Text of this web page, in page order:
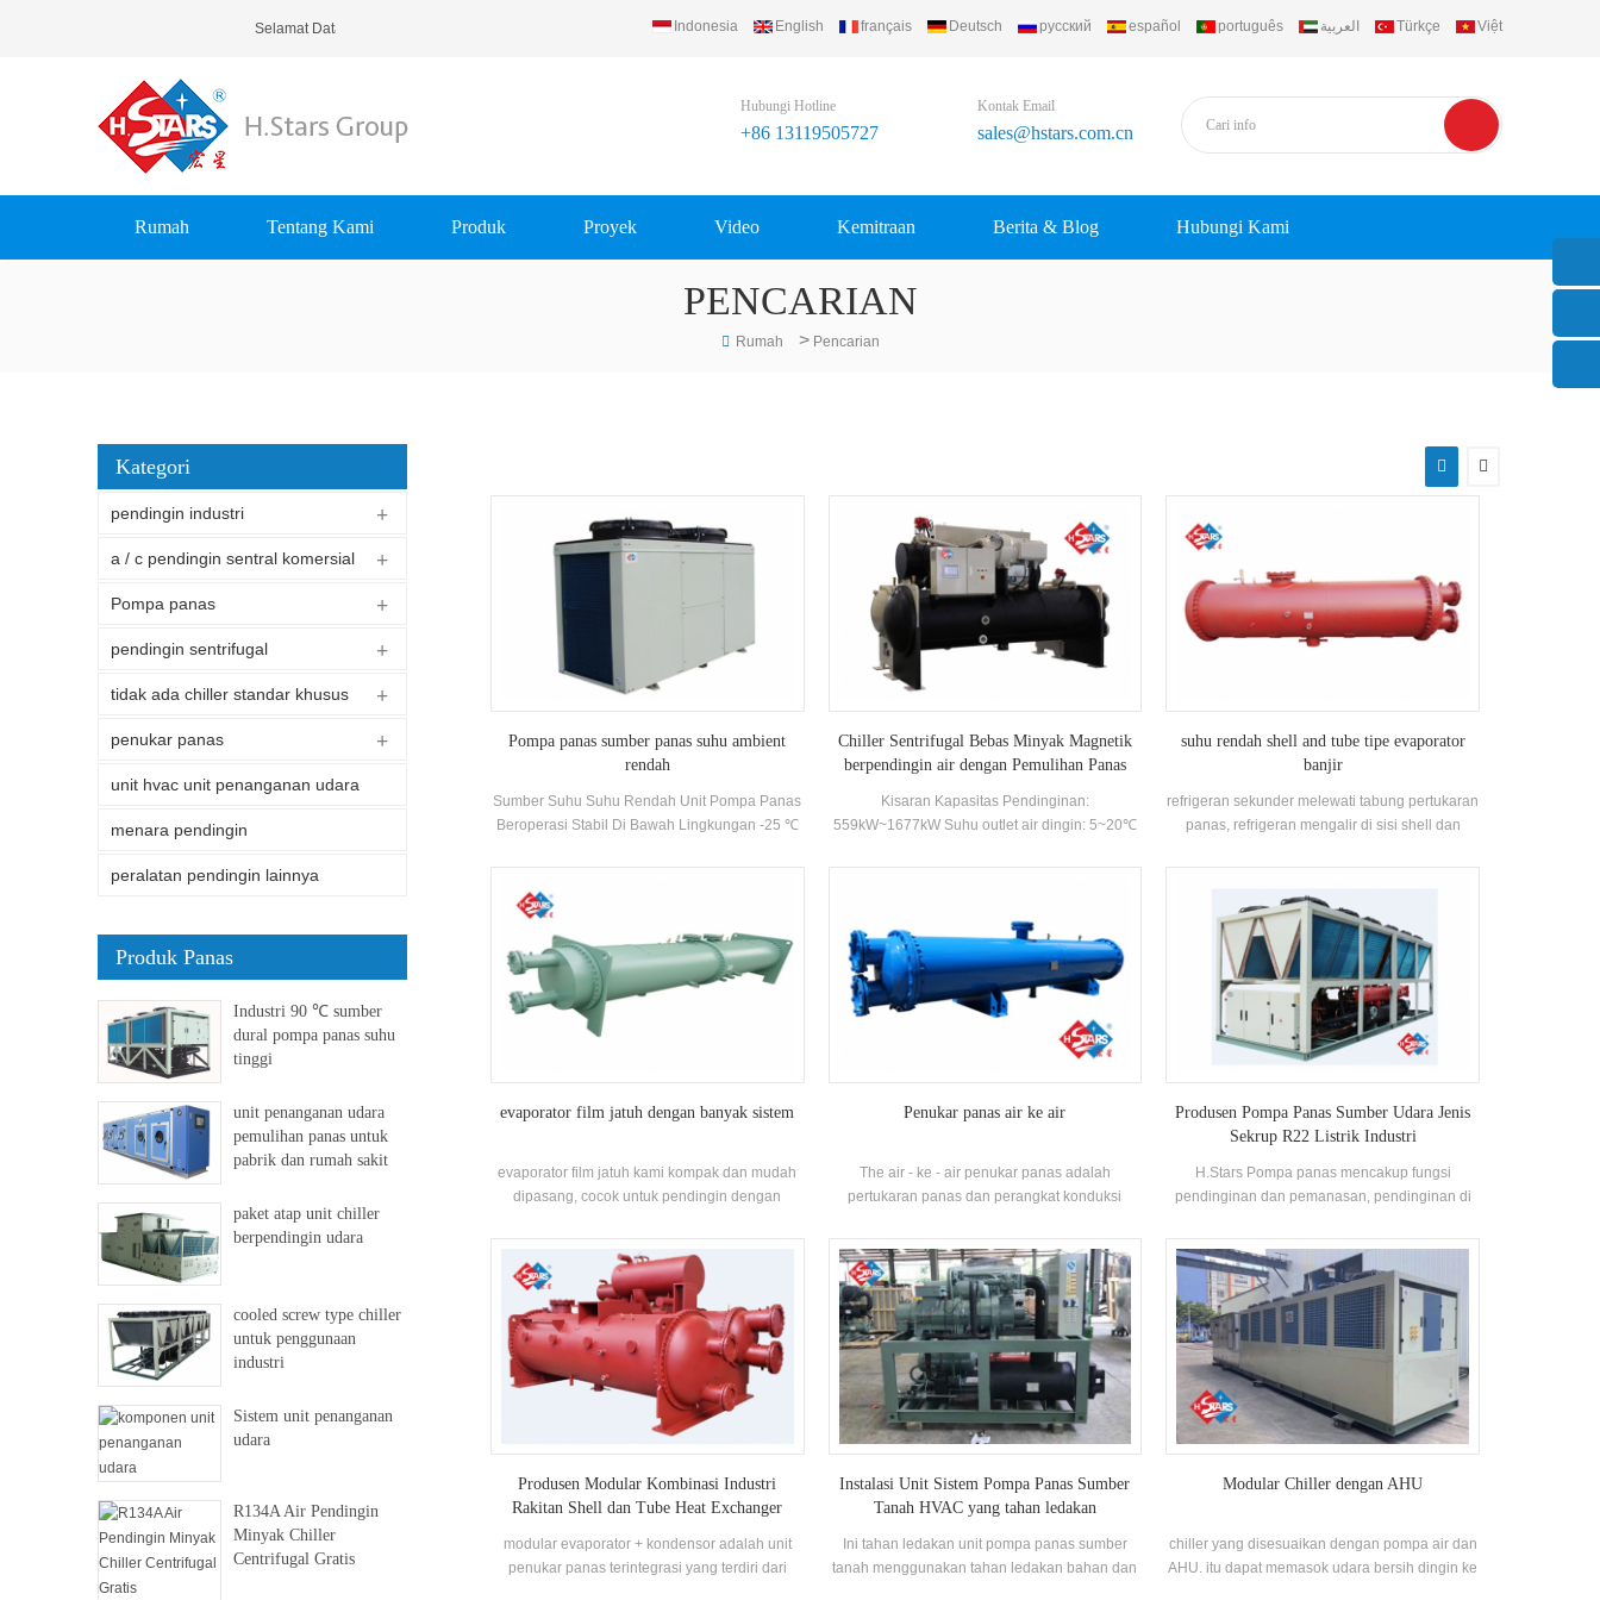
Selamat Datang Di H.Stars (Guangzhou) Refrigerating Equipment Group Ltd..
Indonesia English français Deutsch русский español português العربية Türkçe Việt
Hubungi Hotline
+86 13119505727
Kontak Email
sales@hstars.com.cn
Rumah Tentang Kami Produk Proyek Video Kemitraan Berita & Blog Hubungi Kami
PENCARIAN
Rumah > Pencarian
Pompa panas sumber panas suhu ambient
rendah
Sumber Suhu Suhu Rendah Unit Pompa Panas
Beroperasi Stabil Di Bawah Lingkungan -25 ℃
panas tanpa emisi polusi, dan dapat
menghasilkan 55 ℃ air panas untuk memenuhi
permintaan air panas 35 ℃ -50 ℃. Dengan
fungsi pemanasan, sangat cocok untuk mode
pasokan panas pemanasan langsung atau
lantai pemanasan.
Chiller Sentrifugal Bebas Minyak Magnetik
berpendingin air dengan Pemulihan Panas
Kisaran Kapasitas Pendinginan:
559kW~1677kW Suhu outlet air dingin: 5~20℃
suhu rendah shell and tube tipe evaporator
banjir
refrigeran sekunder melewati tabung pertukaran
panas, refrigeran mengalir di sisi shell dan
panas, dan menguap di luar tabung pertukaran
panas setelah menyerap panas.
evaporator film jatuh dengan banyak sistem
evaporator film jatuh kami kompak dan mudah
dipasang, cocok untuk pendingin dengan
Penukar panas air ke air
The air - ke - air penukar panas adalah
pertukaran panas dan perangkat konduksi
cangkang air dan penukar panas tabung
terutama terdiri dari cangkang, tabung
lembaran, tabung bundel, membingungkan dan
kotak tubuh.
Produsen Pompa Panas Sumber Udara Jenis
Sekrup R22 Listrik Industri
H.Stars Pompa panas mencakup fungsi
pendinginan dan pemanasan, pendinginan di
atau air panas di musim transisi, satu unit
memiliki fungsi ganda. Dengan lebih dari 20
tahun pengalaman dalam pembuatan pompa
panas dan unit air panas, H.Stars grup telah
berfokus pada R&D dan berhasil memasok
berbagai jenis pompa panas dan unit air panas
ke masyarakat.
Produsen Modular Kombinasi Industri
Rakitan Shell dan Tube Heat Exchanger
modular evaporator + kondensor adalah unit
penukar panas terintegrasi yang terdiri dari
Instalasi Unit Sistem Pompa Panas Sumber
Tanah HVAC yang tahan ledakan
Ini tahan ledakan unit pompa panas sumber
tanah menggunakan tahan ledakan bahan dan
Modular Chiller dengan AHU
chiller yang disesuaikan dengan pompa air dan
AHU. itu dapat memasok udara bersih dingin ke
Kategori
pendingin industri
a / c pendingin sentral komersial
Pompa panas
pendingin sentrifugal
tidak ada chiller standar khusus
penukar panas
unit hvac unit penanganan udara
menara pendingin
peralatan pendingin lainnya
Produk Panas
Industri 90 ℃ sumber
dural pompa panas suhu
tinggi
unit penanganan udara
pemulihan panas untuk
pabrik dan rumah sakit
paket atap unit chiller
berpendingin udara
cooled screw type chiller
untuk penggunaan
industri
Sistem unit penanganan
udara
R134A Air Pendingin
Minyak Chiller
Centrifugal Gratis